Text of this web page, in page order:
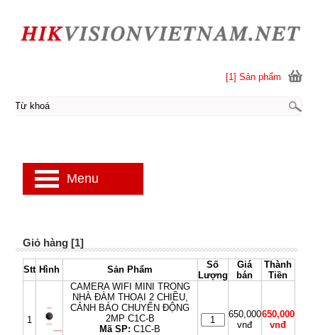
Giỏ hàng [1]
Stt Hình Sản Phẩm
Số
Lượng
Giá
bán
Thành
Tiền
1
CAMERA WIFI MINI TRONG
NHÀ ĐÀM THOẠI 2 CHIỀU,
CẢNH BÁO CHUYỂN ĐỘNG
2MP C1C-B
Mã SP: C1C-B
650,000
vnđ
650,000
vnđ
[1] Sản phẩm
Menu